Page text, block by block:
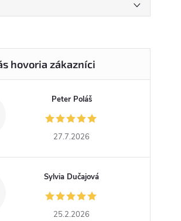
Peter Poláš
27.7.2026
Sylvia Dučajová
25.2.2026